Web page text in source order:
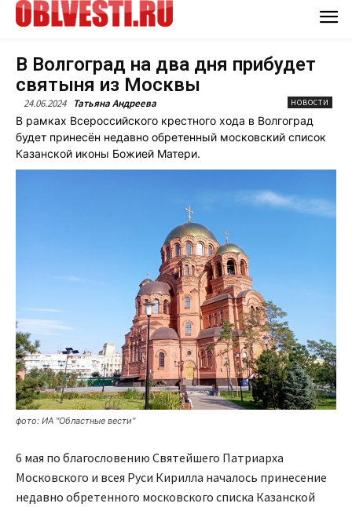
В Волгоград на два дня прибудет
святыня из Москвы
24.06.2024 Татьяна Андреева НОВОСТИ
В рамках Всероссийского крестного хода в Волгоград
будет принесён недавно обретенный московский список
Казанской иконы Божией Матери.
фото: ИА "Областные вести"
6 мая по благословению Святейшего Патриарха
Московского и всея Руси Кирилла началось принесение
недавно обретенного московского списка Казанской